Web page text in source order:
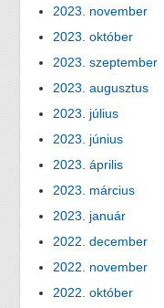
2023. november
2023. október
2023. szeptember
2023. augusztus
2023. július
2023. június
2023. április
2023. március
2023. január
2022. december
2022. november
2022. október